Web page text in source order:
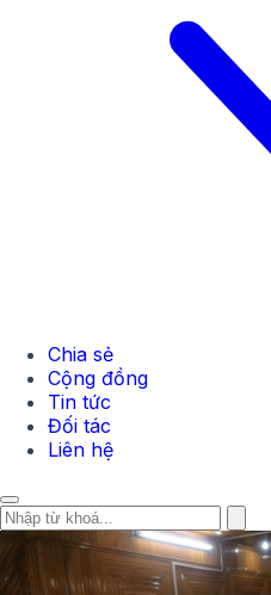
Chia sẻ
Cộng đồng
Tin tức
Đối tác
Liên hệ